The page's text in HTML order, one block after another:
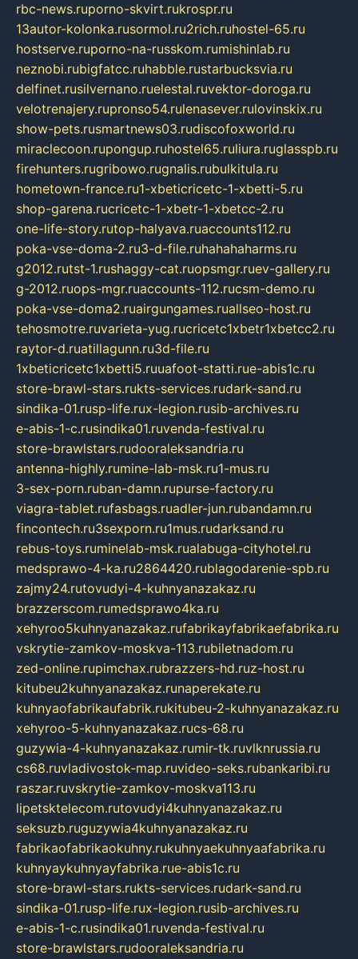
rbc-news.ruporno-skvirt.rukrospr.ru
13autor-kolonka.rusormol.ru2rich.ruhostel-65.ru
hostserve.ruporno-na-russkom.rumishinlab.ru
neznobi.rubigfatcc.ruhabble.rustarbucksvia.ru
delfinet.rusilvernano.ruelestal.ruvektor-doroga.ru
velotrenajery.rupronso54.rulenasever.rulovinskix.ru
show-pets.rusmartnews03.rudiscofoxworld.ru
miraclecoon.rupongup.ruhostel65.ruliura.ruglasspb.ru
firehunters.rugribowo.rugnalis.rubulkitula.ru
hometown-france.ru1-xbeticricetc-1-xbetti-5.ru
shop-garena.rucricetc-1-xbetr-1-xbetcc-2.ru
one-life-story.rutop-halyava.ruaccounts112.ru
poka-vse-doma-2.ru3-d-file.ruhahahaharms.ru
g2012.rutst-1.rushaggy-cat.ruopsmgr.ruev-gallery.ru
g-2012.ruops-mgr.ruaccounts-112.rucsm-demo.ru
poka-vse-doma2.ruairgungames.ruallseo-host.ru
tehosmotre.ruvarieta-yug.rucricetc1xbetr1xbetcc2.ru
raytor-d.ruatillagunn.ru3d-file.ru
1xbeticricetc1xbetti5.ruuafoot-statti.rue-abis1c.ru
store-brawl-stars.rukts-services.rudark-sand.ru
sindika-01.rusp-life.rux-legion.rusib-archives.ru
e-abis-1-c.rusindika01.ruvenda-festival.ru
store-brawlstars.rudooraleksandria.ru
antenna-highly.rumine-lab-msk.ru1-mus.ru
3-sex-porn.ruban-damn.rupurse-factory.ru
viagra-tablet.rufasbags.ruadler-jun.rubandamn.ru
fincontech.ru3sexporn.ru1mus.rudarksand.ru
rebus-toys.ruminelab-msk.rualabuga-cityhotel.ru
medsprawo-4-ka.ru2864420.rublagodarenie-spb.ru
zajmy24.rutovudyi-4-kuhnyanazakaz.ru
brazzerscom.rumedsprawo4ka.ru
xehyroo5kuhnyanazakaz.rufabrikayfabrikaefabrika.ru
vskrytie-zamkov-moskva-113.rubiletnadom.ru
zed-online.rupimchax.rubrazzers-hd.ruz-host.ru
kitubeu2kuhnyanazakaz.runaperekate.ru
kuhnyaofabrikaufabrik.rukitubeu-2-kuhnyanazakaz.ru
xehyroo-5-kuhnyanazakaz.rucs-68.ru
guzywia-4-kuhnyanazakaz.rumir-tk.ruvlknrussia.ru
cs68.ruvladivostok-map.ruvideo-seks.rubankaribi.ru
raszar.ruvskrytie-zamkov-moskva113.ru
lipetsktelecom.rutovudyi4kuhnyanazakaz.ru
seksuzb.ruguzywia4kuhnyanazakaz.ru
fabrikaofabrikaokuhny.rukuhnyaekuhnyaafabrika.ru
kuhnyaykuhnyayfabrika.rue-abis1c.ru
store-brawl-stars.rukts-services.rudark-sand.ru
sindika-01.rusp-life.rux-legion.rusib-archives.ru
e-abis-1-c.rusindika01.ruvenda-festival.ru
store-brawlstars.rudooraleksandria.ru